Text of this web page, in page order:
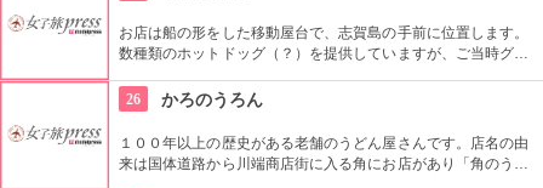
お店は船の形をした移動屋台で、志賀島の手前に位置します。
数種類のホットドッグ（？）を提供していますが、ご当時グル
ッグ」を！注文から出来るまでに１０分程度かかりますが、拡
声器で呼び出してくれるので安心。
26 かろのうろん
１００年以上の歴史がある老舗のうどん屋さんです。店名の由
来は国体道路から川端商店街に入る角にお店があり「角のうど